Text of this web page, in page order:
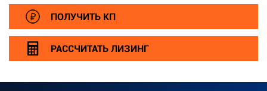
ПОЛУЧИТЬ КП
РАССЧИТАТЬ ЛИЗИНГ